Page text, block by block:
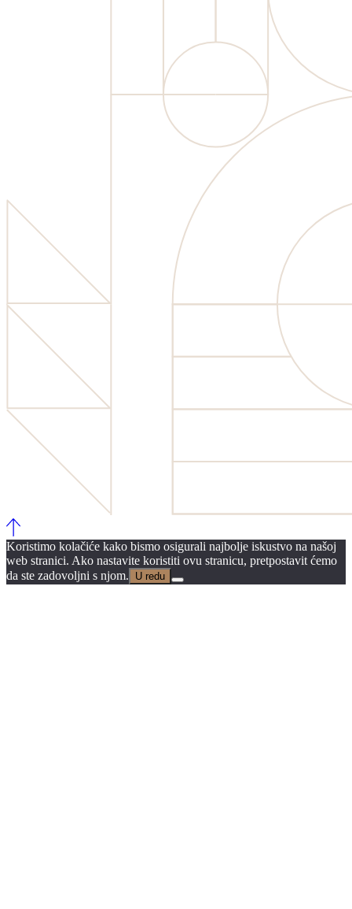
Koristimo kolačiće kako bismo osigurali najbolje iskustvo na našoj
web stranici. Ako nastavite koristiti ovu stranicu, pretpostavit ćemo
da ste zadovoljni s njom.
U redu